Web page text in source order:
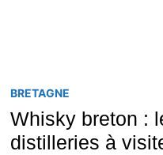
BRETAGNE
Whisky breton :
distilleries à